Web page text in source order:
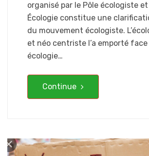
organisé par le Pôle écologiste
Écologie constitue une
du mouvement écologiste.
et néo centriste l’a emporté
écologie…
Continue